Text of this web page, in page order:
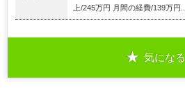
上/245万円 月間の経費/139万円...
気になる